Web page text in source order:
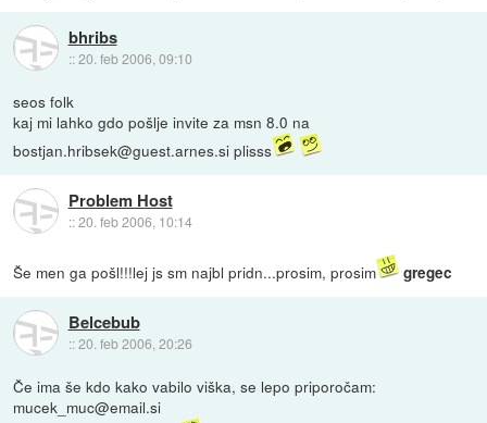
bhribs
::20. feb 2006, 09:10
seos folk
kaj mi lahko gdo pošlje invite za msn 8.0 na
bostjan.hribsek@guest.arnes.si plisss
Problem Host
::20. feb 2006, 10:14
Še men ga pošl!!!lej js sm najbl pridn...prosim, prosim gregec
Belcebub
::20. feb 2006, 20:26
Če ima še kdo kako vabilo viška, se lepo priporočam:
mucek_muc@email.si